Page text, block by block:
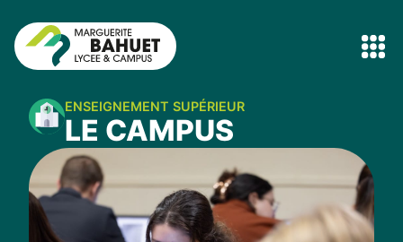
ENSEIGNEMENT SUPÉRIEUR
LE CAMPUS